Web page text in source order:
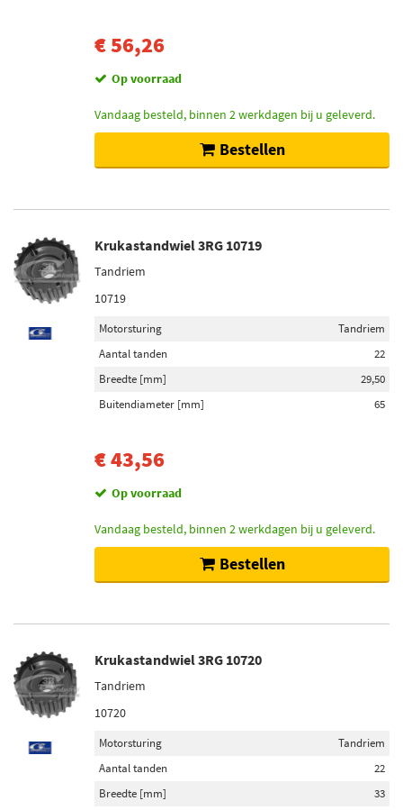
€ 56,26
Op voorraad
Vandaag besteld, binnen 2 werkdagen bij u geleverd.
Bestellen
Krukastandwiel 3RG 10719
Tandriem
10719
Motorsturing
Tandriem
Aantal tanden
22
Breedte [mm]
29,50
Buitendiameter [mm]
65
€ 43,56
Op voorraad
Vandaag besteld, binnen 2 werkdagen bij u geleverd.
Bestellen
Krukastandwiel 3RG 10720
Tandriem
10720
Motorsturing
Tandriem
Aantal tanden
22
Breedte [mm]
33